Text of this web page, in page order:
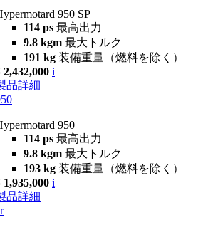
950 SP
114 ps 最高出力
9.8 kgm 最大トルク
191 kg 装備重量（燃料を除く）
2,432,000 i
品詳細
950
114 ps 最高出力
9.8 kgm 最大トルク
193 kg 装備重量（燃料を除く）
1,935,000 i
品詳細